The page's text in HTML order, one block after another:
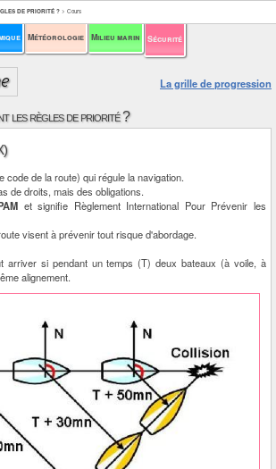
Météorologie Milieu marin Sécurité
DE PRIORITÉ ? > Cours
La grille de progression
les règles de priorité ?
code de la route) qui régule la navigation.
de droits, mais des obligations.
et signifie Règlement International Pour Prévenir les
visent à prévenir tout risque d'abordage.
arriver si pendant un temps (T) deux bateaux (à voile, à
alignement.